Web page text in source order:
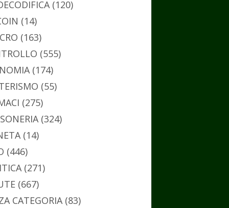
(120)
(14)
(163)
(555)
(174)
(55)
(275)
(324)
(14)
(446)
(271)
(667)
CATEGORIA(83)